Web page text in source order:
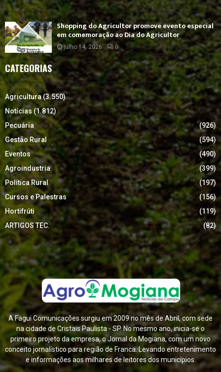
Shopping do Agricultor promove evento especial
em comemoração ao Dia do Agricultor
julho 14, 2026 0
CATEGORIAS
Agricultura(3.550)
Notícias (1.812)
Pecuária
(926)
Gestão Rural
(594)
Eventos
(490)
Agroindustria
(399)
Política Rural
(197)
Cursos e Palestras
(156)
Hortifrúti
(119)
ARTIGOS TEC.
(82)
A Fagui Comunicações surgiu em 2009 no mês de Abril, com sede
na cidade de Cristais Paulista - SP. No mesmo ano, inicia-se o
primeiro projeto da empresa, o Jornal da Mogiana, com um novo
conceito jornalístico para região de Franca. Levando entretenimento
e informações aos milhares de leitores dos municípios.